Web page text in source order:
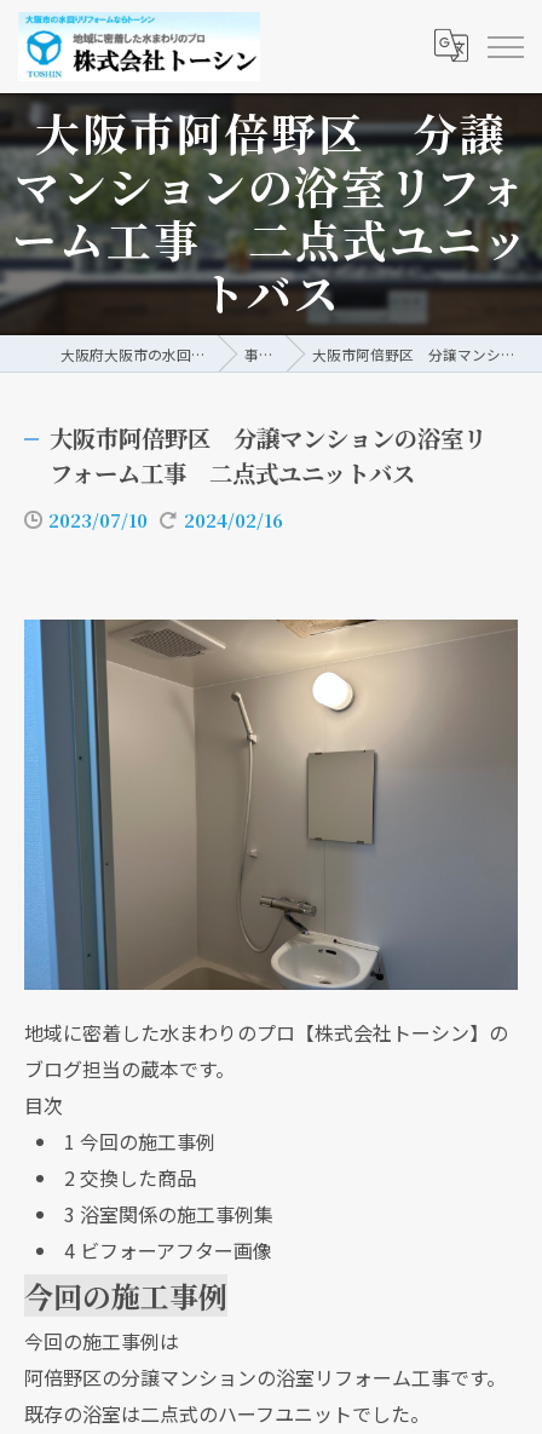
大阪市阿倍野区 分譲
マンションの浴室リフォ
ーム工事 二点式ユニッ
トバス
大阪府大阪市の水回りリフォームなら株式会社トーシン 事例/ブログ 大阪市阿倍野区 分譲マンションの浴室リフォーム工事 二点式ユニットバス
大阪市阿倍野区 分譲マンションの浴室リ
フォーム工事 二点式ユニットバス
2023/07/10 2024/02/16
地域に密着した水まわりのプロ【株式会社トーシン】の
ブログ担当の蔵本です。
目次
1 今回の施工事例
2交換した商品
3 浴室関係の施工事例集
4ビフォーアフター画像
今回の施工事例
今回の施工事例は
阿倍野区の分譲マンションの浴室リフォーム工事です。
既存の浴室は二点式のハーフユニットでした。